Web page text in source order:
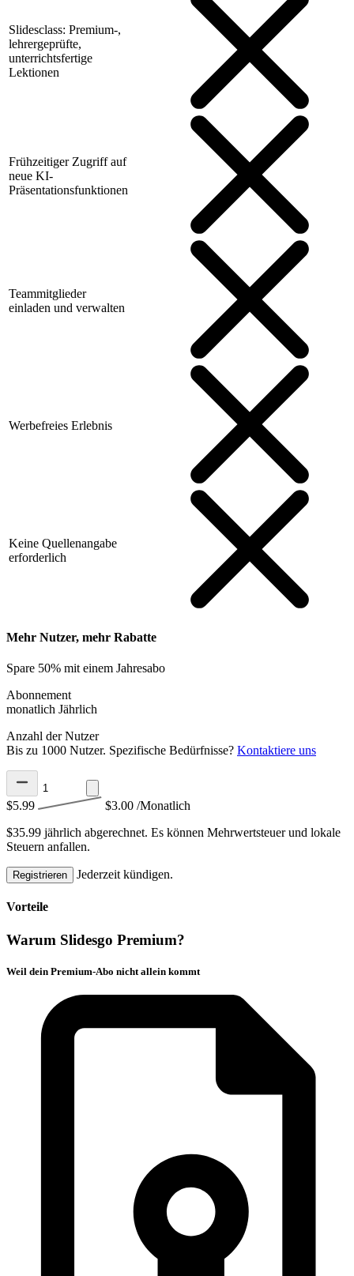
Slidesclass: Premium-,
lehrergeprüfte,
unterrichtsfertige
Lektionen
Frühzeitiger Zugriff auf
neue KI-
Präsentationsfunktionen
Teammitglieder
einladen und verwalten
Werbefreies Erlebnis
Keine Quellenangabe
erforderlich
Mehr Nutzer, mehr Rabatte
Spare 50% mit einem Jahresabo
Abonnement
monatlich Jährlich
Anzahl der Nutzer
Bis zu 1000 Nutzer. Spezifische Bedürfnisse? Kontaktiere uns
$5.99 $3.00 /Monatlich
$35.99 jährlich abgerechnet. Es können Mehrwertsteuer und lokale
Steuern anfallen.
Registrieren Jederzeit kündigen.
Vorteile
Warum Slidesgo Premium?
Weil dein Premium-Abo nicht allein kommt